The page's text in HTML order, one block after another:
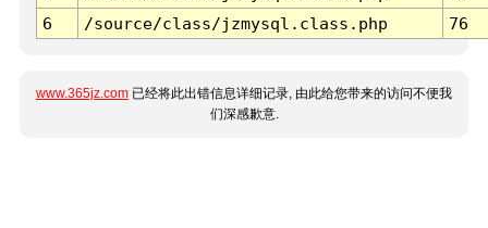
6
/source/class/jzmysql.class.php 76
www.365jz.com 已经将此出错信息详细记录, 由此给您带来的访问不便我
们深感歉意.